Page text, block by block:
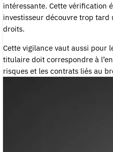
intéressante. Cette vérification
investisseur découvre trop
droits.
Cette vigilance vaut aussi pour
titulaire doit correspondre à
risques et les contrats liés au